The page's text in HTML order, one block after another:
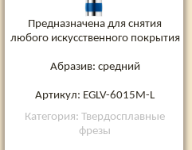
Предназначена для снятия
любого искусственного покрытия
Абразив: средний
Артикул: EGLV-6015M-L
Категория: Твердосплавные
фрезы